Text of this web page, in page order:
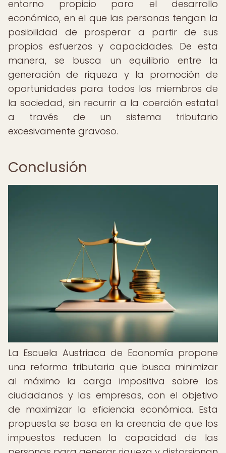
entorno propicio para el desarrollo
económico, en el que las personas tengan la
posibilidad de prosperar a partir de sus
propios esfuerzos y capacidades. De esta
manera, se busca un equilibrio entre la
generación de riqueza y la promoción de
oportunidades para todos los miembros de
la sociedad, sin recurrir a la coerción estatal
a través de un sistema tributario
excesivamente gravoso.
Conclusión
La Escuela Austriaca de Economía propone
una reforma tributaria que busca minimizar
al máximo la carga impositiva sobre los
ciudadanos y las empresas, con el objetivo
de maximizar la eficiencia económica. Esta
propuesta se basa en la creencia de que los
impuestos reducen la capacidad de las